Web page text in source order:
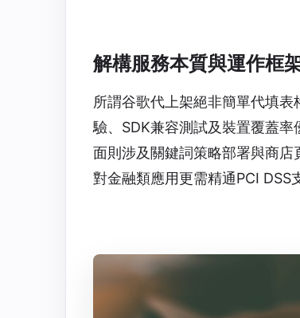
解構服務本質與運作框
所謂谷歌代上架絕非簡單代填
驗、SDK兼容測試及裝置覆蓋
面則涉及關鍵詞策略部署與商
對金融類應用更需精通PCI DSS